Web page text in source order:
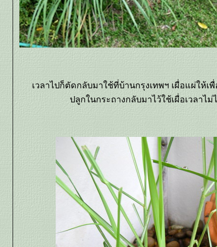
เวลาไปก็ตัดกลับมาใช้ที่บ้านกรุงเทพฯ เผื่อแผ่ให้เ
ปลูกในกระถางกลับมาไว้ใช้เผื่อเวลาไม่